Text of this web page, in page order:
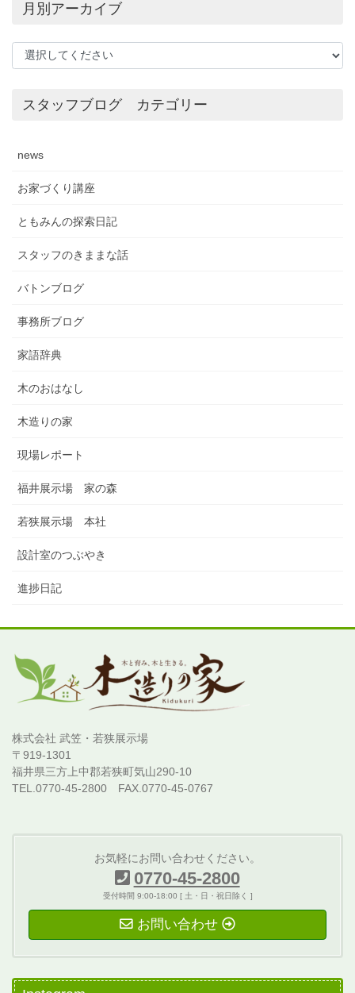
月別アーカイブ
スタッフブログ カテゴリー
news
お家づくり講座
ともみんの探索日記
スタッフのきままな話
バトンブログ
事務所ブログ
家語辞典
木のおはなし
木造りの家
現場レポート
福井展示場 家の森
若狭展示場 本社
設計室のつぶやき
進捗日記
株式会社 武笠・若狭展示場
〒919-1301
福井県三方上中郡若狭町気山290-10
TEL.0770-45-2800 FAX.0770-45-0767
お気軽にお問い合わせください。
0770-45-2800
受付時間 9:00-18:00 [ 土・日・祝日除く ]
お問い合わせ